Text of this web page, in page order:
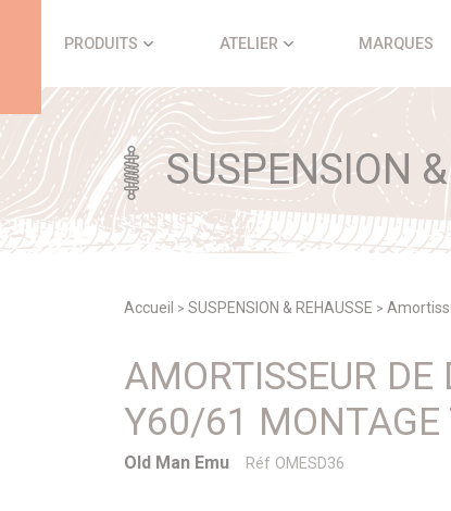
PRODUITS ATELIER MARQUES
SUSPENSION
Accueil > SUSPENSION & REHAUSSE >
AMORTISSEUR
Y60/61 MONTAGE
Old Man Emu Réf OMESD36